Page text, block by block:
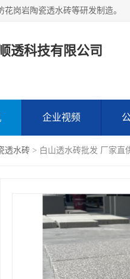
岗岩陶瓷透水砖等研发制造。
透科技有限公司
企业视频
透水砖 > 白山透水砖批发 厂家直